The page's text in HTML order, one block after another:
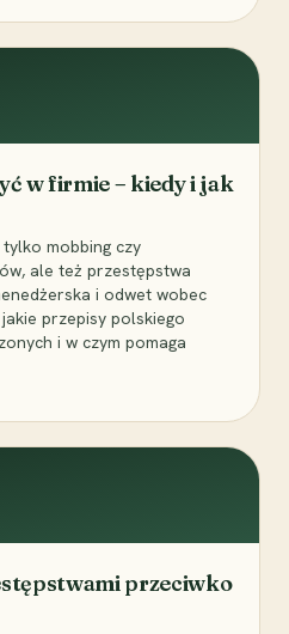
w firmie – kiedy i jak
mobbing czy
ale też przestępstwa
i odwet wobec
przepisy polskiego
i w czym pomaga
przeciwko